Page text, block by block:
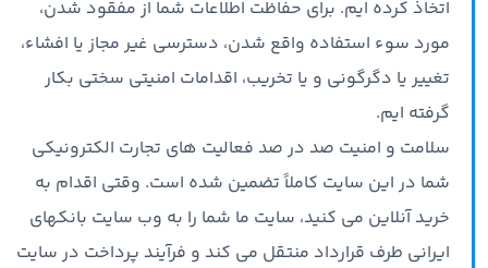
اتخاذ کرده ایم. برای حفاظت اطلاعات شما از مفقود شدن،
مورد سوء استفاده واقع شدن، دسترسی غیر مجاز یا افشاء،
تغییر یا دگرگونی و یا تخریب، اقدامات امنیتی سختی بکار
گرفته ایم.
سلامت و امنیت صد در صد فعالیت های تجارت الکترونیکی
شما در این سایت کاملاً تضمین شده است. وقتی اقدام به
خرید آنلاین می کنید، سایت ما شما را به وب سایت بانکهای
ایرانی طرف قرارداد منتقل می کند و فرآیند پرداخت در سایت